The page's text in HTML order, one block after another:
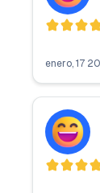
enero, 17